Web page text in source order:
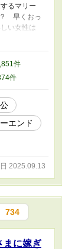
るマリー
？ 早くおっ
い女性は
なの
あまり白い
と戻ってし
年上の伯
リーです。
品をお読
。
件
件
エンド
2025.09.13
734
まに嫁ぎ